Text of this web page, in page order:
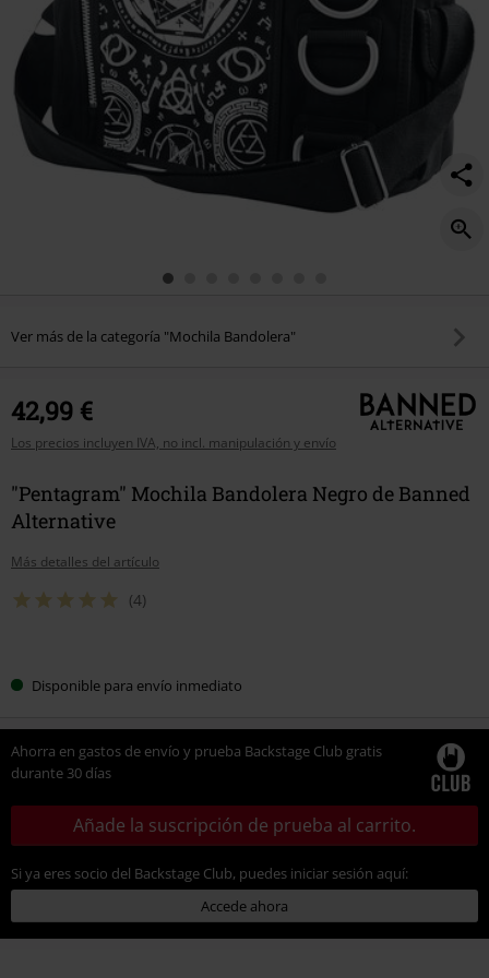
Ver más de la categoría "Mochila Bandolera"
42,99 €
Los precios incluyen IVA, no incl. manipulación y envío
"Pentagram" Mochila Bandolera Negro de Banned
Alternative
Más detalles del artículo
(4)
tu Disponible para envío inmediato
Ahorra en gastos de envío y prueba Backstage Club gratis
durante 30 días
Añade la suscripción de prueba al carrito.
Si ya eres socio del Backstage Club, puedes iniciar sesión aquí:
Accede ahora